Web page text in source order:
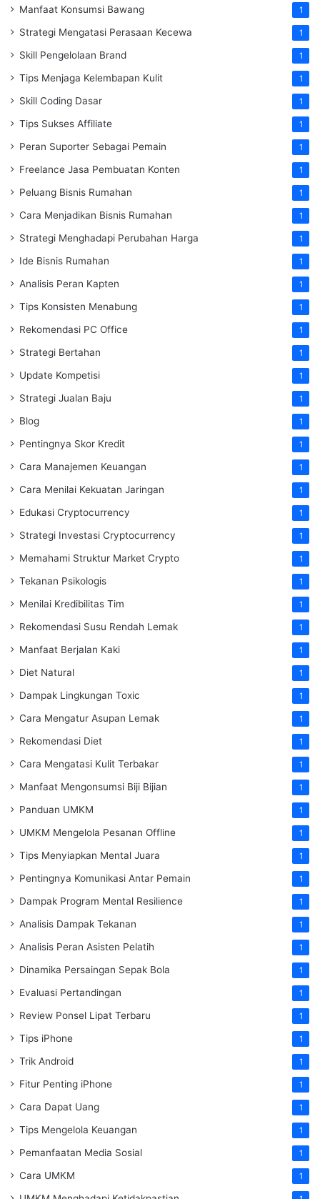
Manfaat Konsumsi Bawang 1
Strategi Mengatasi Perasaan Kecewa 1
Skill Pengelolaan Brand 1
Tips Menjaga Kelembapan Kulit 1
Skill Coding Dasar 1
Tips Sukses Affiliate 1
Peran Suporter Sebagai Pemain 1
Freelance Jasa Pembuatan Konten 1
Peluang Bisnis Rumahan 1
Cara Menjadikan Bisnis Rumahan 1
Strategi Menghadapi Perubahan Harga 1
Ide Bisnis Rumahan 1
Analisis Peran Kapten 1
Tips Konsisten Menabung 1
Rekomendasi PC Office 1
Strategi Bertahan 1
Update Kompetisi 1
Strategi Jualan Baju 1
Blog 1
Pentingnya Skor Kredit 1
Cara Manajemen Keuangan 1
Cara Menilai Kekuatan Jaringan 1
Edukasi Cryptocurrency 1
Strategi Investasi Cryptocurrency 1
Memahami Struktur Market Crypto 1
Tekanan Psikologis 1
Menilai Kredibilitas Tim 1
Rekomendasi Susu Rendah Lemak 1
Manfaat Berjalan Kaki 1
Diet Natural 1
Dampak Lingkungan Toxic 1
Cara Mengatur Asupan Lemak 1
Rekomendasi Diet 1
Cara Mengatasi Kulit Terbakar 1
Manfaat Mengonsumsi Biji Bijian 1
Panduan UMKM 1
UMKM Mengelola Pesanan Offline 1
Tips Menyiapkan Mental Juara 1
Pentingnya Komunikasi Antar Pemain 1
Dampak Program Mental Resilience 1
Analisis Dampak Tekanan 1
Analisis Peran Asisten Pelatih 1
Dinamika Persaingan Sepak Bola 1
Evaluasi Pertandingan 1
Review Ponsel Lipat Terbaru 1
Tips iPhone 1
Trik Android 1
Fitur Penting iPhone 1
Cara Dapat Uang 1
Tips Mengelola Keuangan 1
Pemanfaatan Media Sosial 1
Cara UMKM 1